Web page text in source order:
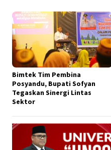
Bimtek Tim Pembina
Posyandu, Bupati Sofyan
Tegaskan Sinergi Lintas
Sektor